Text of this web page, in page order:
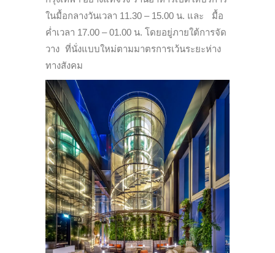
ในมื้อกลางวันเวลา 11.30 – 15.00 น. และ มื้อ
ค่ำเวลา 17.00 – 01.00 น. โดยอยู่ภายใต้การจัด
วาง ที่นั่งแบบใหม่ตามมาตรการเว้นระยะห่าง
ทางสังคม